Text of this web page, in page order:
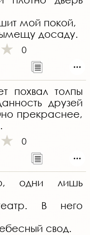
мой покой,
досаду.
0
похвал толпы
друзей
прекраснее,
0
одни лишь
В него
свод.